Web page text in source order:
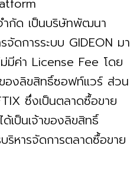
ำกัด เป็นบริษัทพัฒนา
ดการระบบ GIDEON มา
ม่มีค่า License Fee โดย
องลิขสิทธิ์ซอฟท์แวร์ ส่วน
ซึ่งเป็นตลาดซื้อขาย
เป็นเจ้าของลิขสิทธิ์
ริหารจัดการตลาดซื้อขาย